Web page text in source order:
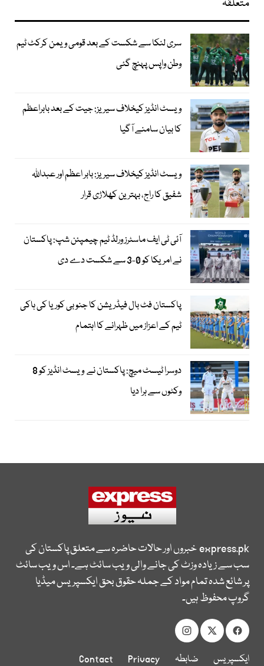
متعلقہ
سری لنکا سے شکست کے بعد قومی ویمن کرکٹ ٹیم
وطن واپس پہنچ گئی
ویسٹ انڈیز کیخلاف سیریز: جیت کے بعد بابراعظم
کا بیان سامنے آگیا
ویسٹ انڈیز کیخلاف سیریز: بابر اعظم اور عبداللہ
شفیق کا راج، بہترین کھلاڑی قرار
آئی ٹی ایف ماسٹرز ورلڈ ٹیم چیمپئن شپ: پاکستان
نے امریکا کو 0-3 سے شکست دے دی
پاکستان فٹ بال فیڈریشن کا جنوبی کوریا کی ہاکی
ٹیم کے اعزاز میں ظہرانے کا اہتمام
دوسرا ٹیسٹ میچ: پاکستان نے ویسٹ انڈیز کو 8
وکٹوں سے ہرا دیا
express.pkخبروں اور حالات حاضرہ سے متعلق پاکستان کی
سب سے زیادہ وزٹ کی جانے والی ویب سائٹ ہے۔ اس ویب سائٹ
پر شائع شدہ تمام مواد کے جملہ حقوق بحق ایکسپریس میڈیا
گروپ محفوظ ہیں۔
ایکسپریس
ضابطہ
Privacy
Contact